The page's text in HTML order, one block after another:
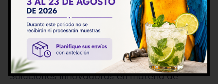
Agrícola
Soluciones innovadoras en materia de